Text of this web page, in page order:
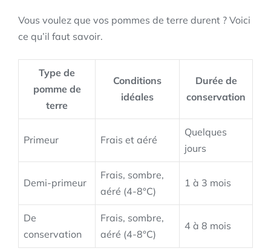
Vous voulez que vos pommes de terre durent ? Voici
ce qu’il faut savoir.
Type de
pomme de
terre
Conditions
idéales
Durée de
conservation
Primeur Frais et aéré
Quelques
jours
Demi-primeur
Frais, sombre,
aéré (4-8°C)
1 à 3 mois
De
conservation
Frais, sombre,
aéré (4-8°C)
4 à 8 mois